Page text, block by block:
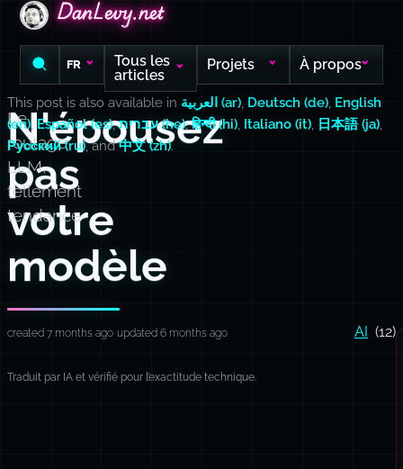
DanLevy.net
DanLevy.net
DanLevy.net
FR
Tous les
articles
Projets À propos
N'épousez
pas
votre
modèle
Le
routage
LLM,
tellement
tendance
This post is also available in العربية (ar), Deutsch (de), English
(en), Español (es), עברית (he),हिन्दी (hi), Italiano (it), 日本語 (ja),
Русский (ru), and中文 (zh).
created 7 months ago updated 6 months ago AI (12)
Traduit par IA et vérifié pour l’exactitude technique.